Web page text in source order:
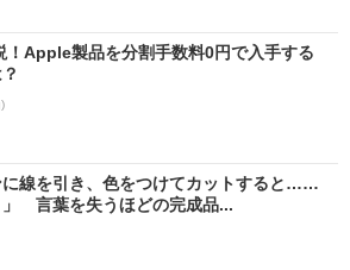
！Apple製品を分割手数料0円で入手する
に線を引き、色をつけてカットすると……
」 言葉を失うほどの完成品...